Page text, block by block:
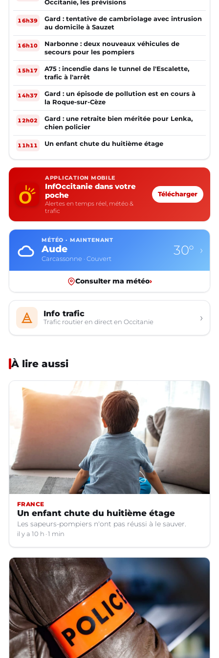
Occitanie, les prévisions
16h39
Gard : tentative de cambriolage avec intrusion
au domicile à Sauzet
16h10
Narbonne : deux nouveaux véhicules de
secours pour les pompiers
15h17
A75 : incendie dans le tunnel de l'Escalette,
trafic à l'arrêt
14h37
Gard : un épisode de pollution est en cours à
la Roque-sur-Cèze
12h02
Gard : une retraite bien méritée pour Lenka,
chien policier
11h11 Un enfant chute du huitième étage
APPLICATION MOBILE
InfOccitanie dans votre
poche
Alertes en temps réel, météo &
trafic
Télécharger
MÉTÉO · MAINTENANT
Aude
Carcassonne · Couvert
30° ›
Consulter ma météo›
Info trafic
Trafic routier en direct en Occitanie ›
À lire aussi
FRANCE
Un enfant chute du huitième étage
Les sapeurs-pompiers n'ont pas réussi à le sauver.
il y a 10 h 1 min